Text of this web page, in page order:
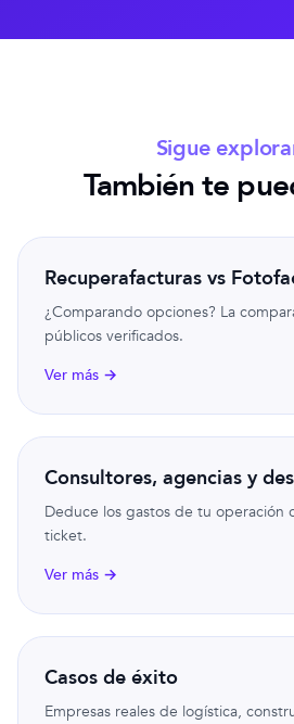
Sigue
También te
Recuperafacturas vs
¿Comparando opciones? La
públicos verificados.
Ver más →
Consultores, agencias y
Deduce los gastos de tu operación
ticket.
Ver más →
Casos de éxito
Empresas reales de logística,